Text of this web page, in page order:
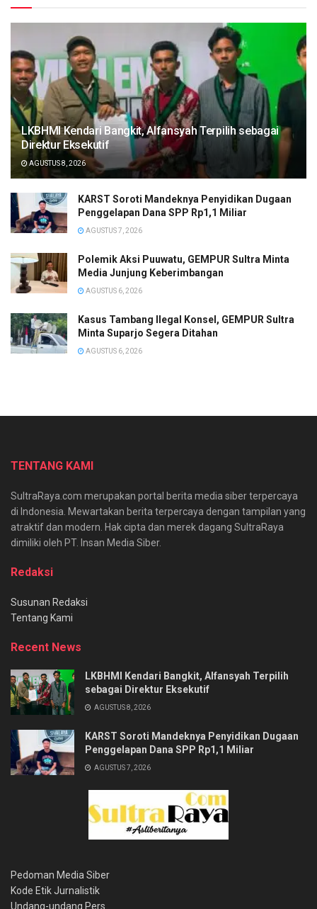
LKBHMI Kendari Bangkit, Alfansyah Terpilih sebagai
Direktur Eksekutif
AGUSTUS 8, 2026
KARST Soroti Mandeknya Penyidikan Dugaan
Penggelapan Dana SPP Rp1,1 Miliar
AGUSTUS 7, 2026
Polemik Aksi Puuwatu, GEMPUR Sultra Minta
Media Junjung Keberimbangan
AGUSTUS 6, 2026
Kasus Tambang Ilegal Konsel, GEMPUR Sultra
Minta Suparjo Segera Ditahan
AGUSTUS 6, 2026
TENTANG KAMI
SultraRaya.com merupakan portal berita media siber terpercaya
di Indonesia. Mewartakan berita terpercaya dengan tampilan yang
atraktif dan modern. Hak cipta dan merek dagang SultraRaya
dimiliki oleh PT. Insan Media Siber.
Redaksi
Susunan Redaksi
Tentang Kami
Recent News
LKBHMI Kendari Bangkit, Alfansyah Terpilih
sebagai Direktur Eksekutif
AGUSTUS 8, 2026
KARST Soroti Mandeknya Penyidikan Dugaan
Penggelapan Dana SPP Rp1,1 Miliar
AGUSTUS 7, 2026
Pedoman Media Siber
Kode Etik Jurnalistik
Undang-undang Pers